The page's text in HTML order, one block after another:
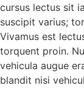
cursus lectus sit
suscipit varius;
Vivamus est
torquent proin.
vehicula augue
blandit nisi